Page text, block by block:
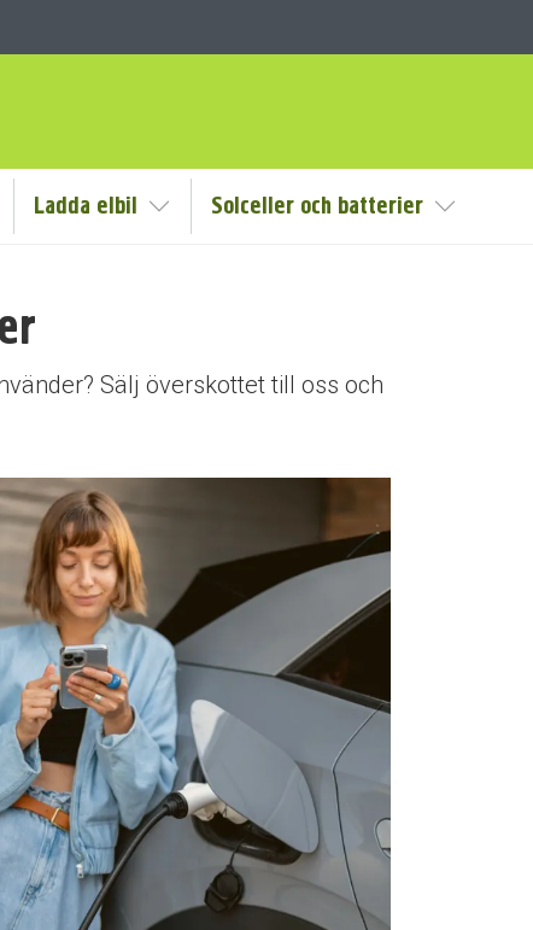
Göm undermeny
Ladda elbil Visa/Göm undermeny
Solceller och batterier Visa/Göm
Sälj överskottet till oss och